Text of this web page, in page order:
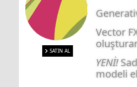
SATIN AL
Vector
YENİ!
modeli